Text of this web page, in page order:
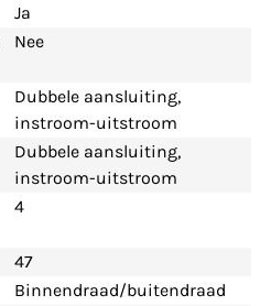
Ja
Nee
Dubbele aansluiting,
instroom-uitstroom
Dubbele aansluiting,
instroom-uitstroom
4
47
Binnendraad/buitendraad